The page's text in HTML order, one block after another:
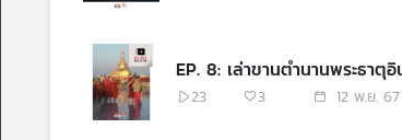
EP. 8: เล่าขานตำนานพระธาตุ
23 3 12 พ.ย. 67